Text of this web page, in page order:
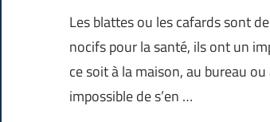
Les blattes ou les cafards sont
nocifs pour la santé, ils ont un
ce soit à la maison, au bureau
impossible de s’en …